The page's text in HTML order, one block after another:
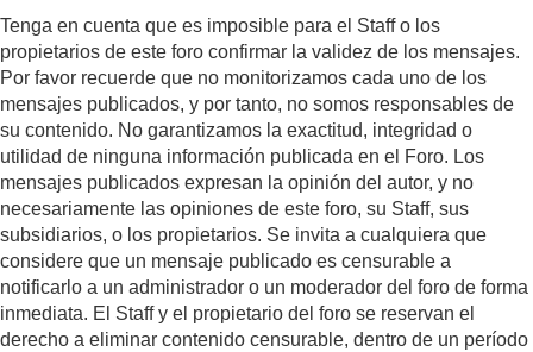
Tenga en cuenta que es imposible para el Staff o los
propietarios de este foro confirmar la validez de los mensajes.
Por favor recuerde que no monitorizamos cada uno de los
mensajes publicados, y por tanto, no somos responsables de
su contenido. No garantizamos la exactitud, integridad o
utilidad de ninguna información publicada en el Foro. Los
mensajes publicados expresan la opinión del autor, y no
necesariamente las opiniones de este foro, su Staff, sus
subsidiarios, o los propietarios. Se invita a cualquiera que
considere que un mensaje publicado es censurable a
notificarlo a un administrador o un moderador del foro de forma
inmediata. El Staff y el propietario del foro se reservan el
derecho a eliminar contenido censurable, dentro de un período